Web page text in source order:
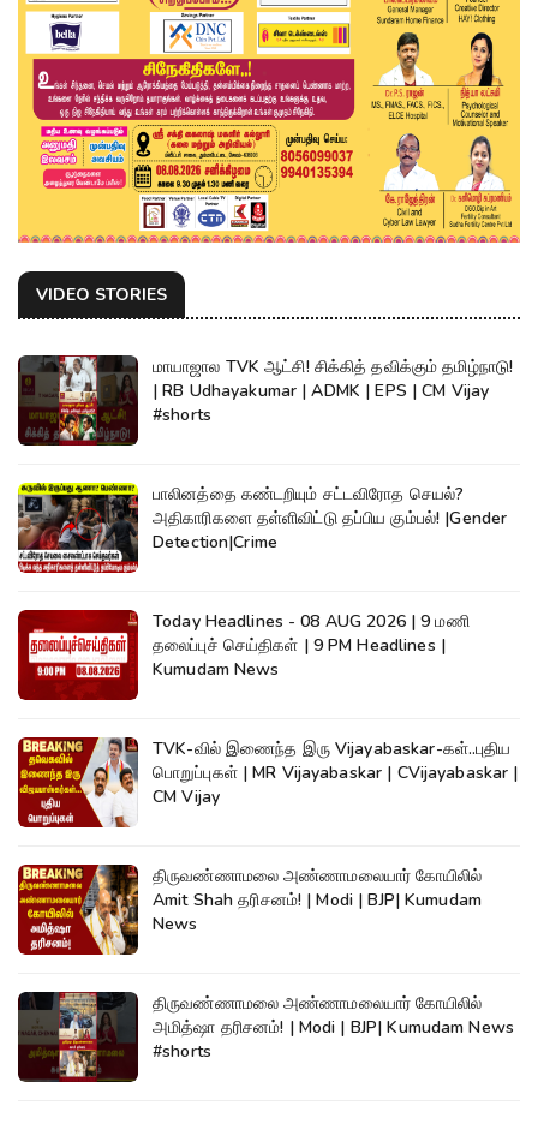
VIDEO STORIES
மாயாஜால TVK ஆட்சி! சிக்கித் தவிக்கும் தமிழ்நாடு!
| RB Udhayakumar | ADMK | EPS | CM Vijay
#shorts
பாலினத்தை கண்டறியும் சட்டவிரோத செயல்?
அதிகாரிகளை தள்ளிவிட்டு தப்பிய கும்பல்! |Gender
Detection|Crime
Today Headlines - 08 AUG 2026 | 9 மணி
தலைப்புச் செய்திகள் | 9 PM Headlines |
Kumudam News
TVK-வில் இணைந்த இரு Vijayabaskar-கள்..புதிய
பொறுப்புகள் | MR Vijayabaskar | CVijayabaskar |
CM Vijay
திருவண்ணாமலை அண்ணாமலையார் கோயிலில்
Amit Shah தரிசனம்! | Modi | BJP| Kumudam
News
திருவண்ணாமலை அண்ணாமலையார் கோயிலில்
அமித்ஷா தரிசனம்! | Modi | BJP| Kumudam News
#shorts